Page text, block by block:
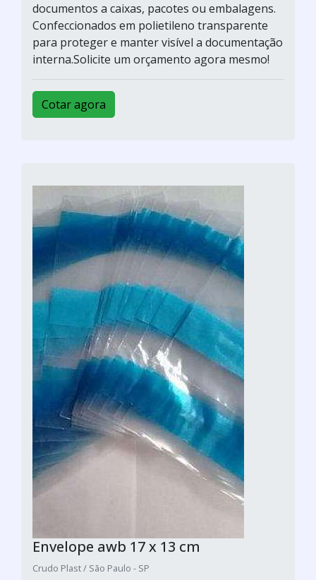
documentos a caixas, pacotes ou embalagens.
Confeccionados em polietileno transparente
para proteger e manter visível a documentação
interna.Solicite um orçamento agora mesmo!
Cotar agora
Envelope awb 17 x 13 cm
Crudo Plast / São Paulo - SP